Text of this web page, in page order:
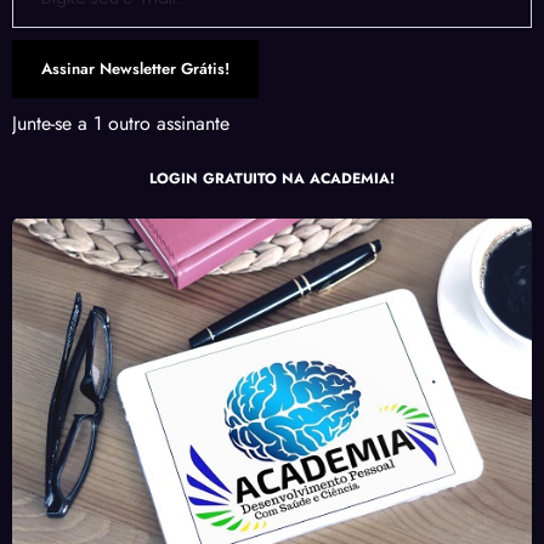
Assinar Newsletter Grátis!
Junte-se a 1 outro assinante
LOGIN GRATUITO NA ACADEMIA!